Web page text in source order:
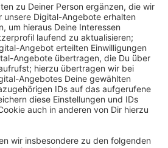
zentraler Server angegriffen
verschlüsselt und damit
wurde. Infolgedessen mussten
100 Stand-PCs und Laptops
Diese sowie der Server
neu aufgesetzt.
Netzwerk-
Caritas Eifel bislang keinerlei
Ehrenamtlichen,